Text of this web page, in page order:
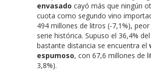
envasado cayó más que ningún
cuota como segundo vino
494 millones de litros (-7,1%),
serie histórica. Supuso el 36,4%
bastante distancia se encuentra el
espumoso, con 67,6 millones de
3,8%).